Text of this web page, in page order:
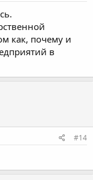
как, почему и
в
#14